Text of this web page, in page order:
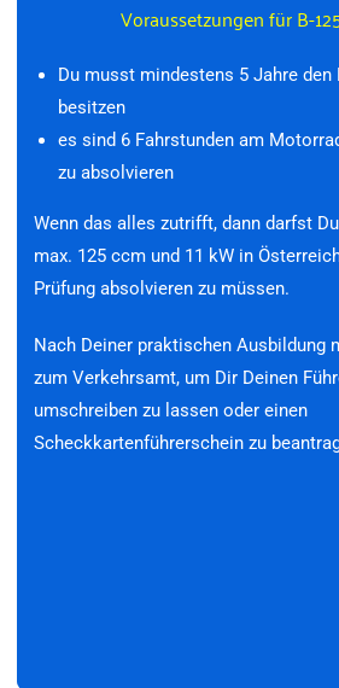
Voraussetzungen für B-
Du musst mindestens 5 Jahre den
besitzen
es sind 6 Fahrstunden am
zu absolvieren
Wenn das alles zutrifft, dann darfst
max. 125 ccm und 11 kW in
Prüfung absolvieren zu müssen.
Nach Deiner praktischen Ausbildung
zum Verkehrsamt, um Dir Deinen
umschreiben zu lassen oder einen
Scheckkartenführerschein zu